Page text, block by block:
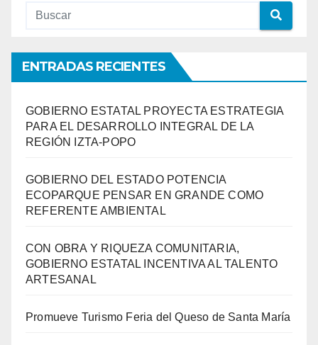
ENTRADAS RECIENTES
GOBIERNO ESTATAL PROYECTA ESTRATEGIA
PARA EL DESARROLLO INTEGRAL DE LA
REGIÓN IZTA-POPO
GOBIERNO DEL ESTADO POTENCIA
ECOPARQUE PENSAR EN GRANDE COMO
REFERENTE AMBIENTAL
CON OBRA Y RIQUEZA COMUNITARIA,
GOBIERNO ESTATAL INCENTIVA AL TALENTO
ARTESANAL
Promueve Turismo Feria del Queso de Santa María